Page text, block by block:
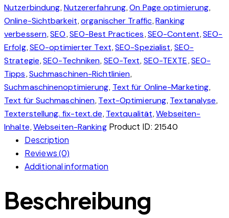
Nutzerbindung, Nutzererfahrung,On Page optimierung,
Online-Sichtbarkeit,organischer Traffic,Ranking
verbessern,SEO,SEO-Best Practices,SEO-Content,SEO-
Erfolg,SEO-optimierter Text,SEO-Spezialist, SEO-
Strategie,SEO-Techniken, SEO-Text, SEO-TEXTE,SEO-
Tipps,Suchmaschinen-Richtlinien,
Suchmaschinenoptimierung, Text für Online-Marketing,
Text für Suchmaschinen, Text-Optimierung, Textanalyse,
Texterstellung. fix-text.de, Textqualität,Webseiten-
Inhalte,Webseiten-Ranking Product ID: 21540
Description
Reviews (0)
Additional information
Beschreibung